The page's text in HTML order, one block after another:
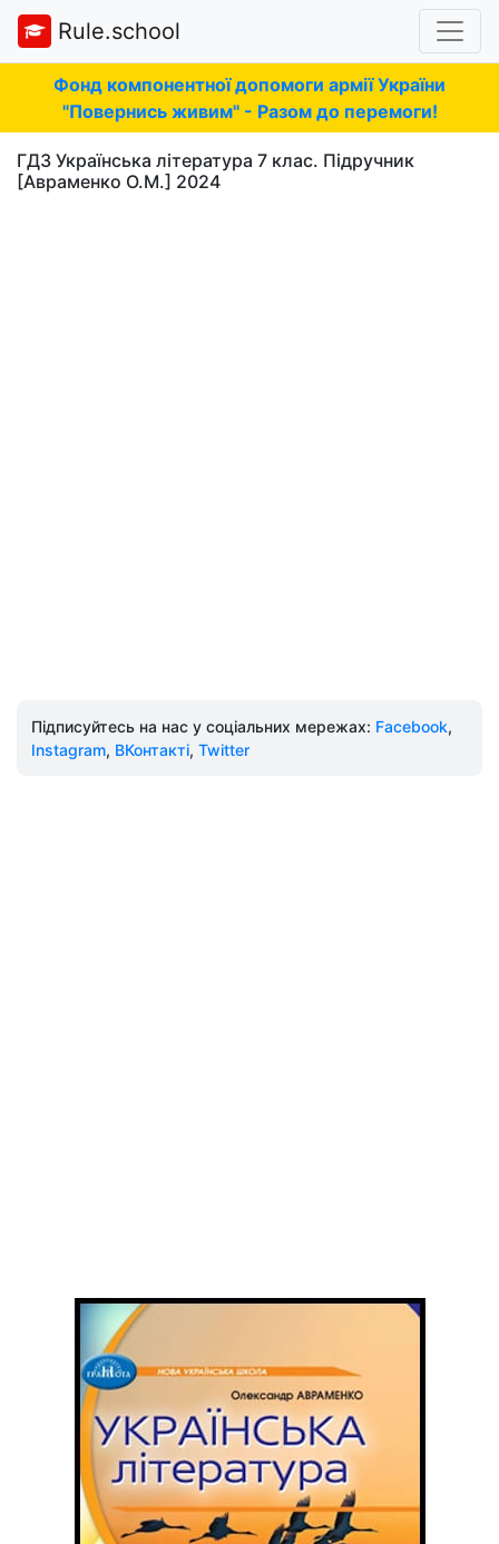
Rule.school
Фонд компонентної допомоги армії України
"Повернись живим" - Разом до перемоги!
ГДЗ Українська література 7 клас. Підручник
[Авраменко О.М.] 2024
Підписуйтесь на нас у соціальних мережах: Facebook,
Instagram, ВКонтакті, Twitter